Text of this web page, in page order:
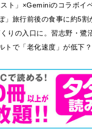
ト」×Geminiのコラボイ
」旅行前後の食事に約5
りの入口に。習志野・
トで「老化速度」が低